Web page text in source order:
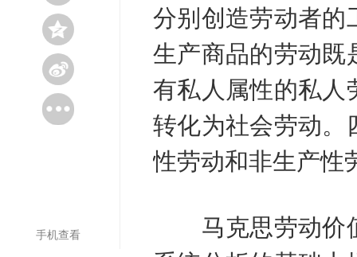
手机查看
分别创造劳动者的
生产商品的劳动既
有私人属性的私人
转化为社会劳动。
性劳动和非生产性
马克思劳动价值